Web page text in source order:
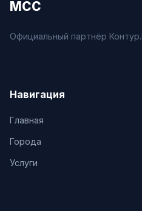
МСС
Официальный партнёр
Навигация
Главная
Города
Услуги